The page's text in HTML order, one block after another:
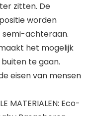
zitten. De
worden
achteraan.
het mogelijk
te gaan.
eisen van mensen
MATERIALEN: Eco-